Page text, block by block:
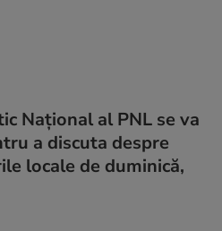
Național al PNL se va
a discuta despre
locale de duminică,